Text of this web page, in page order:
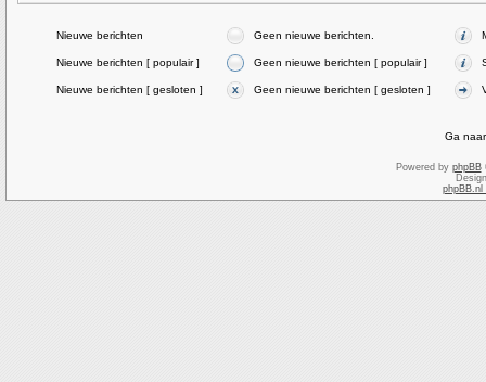
Nieuwe berichten Geen nieuwe berichten.
Nieuwe berichten [ populair ] Geen nieuwe berichten [ populair ]
Nieuwe berichten [ gesloten ] Geen nieuwe berichten [ gesloten ]
Ga
Powered by phpBB
phpBB.nl